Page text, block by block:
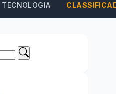
TECNOLOGIA
Buscar